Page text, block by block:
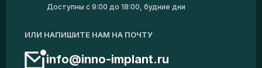
Доступны с 9:00 до 18:00, будние дни
ИЛИ НАПИШИТЕ НАМ НА ПОЧТУ
info@inno-implant.ru